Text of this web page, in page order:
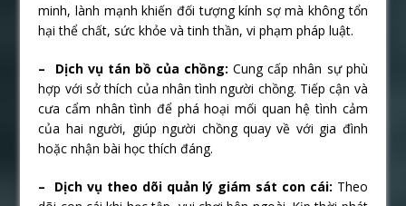
minh, lành mạnh khiến đối tượng kính sợ mà không tổn
hại thể chất, sức khỏe và tinh thần, vi phạm pháp luật.
– Dịch vụ tán bồ của chồng: Cung cấp nhân sự phù
hợp với sở thích của nhân tình người chồng. Tiếp cận và
cưa cẩm nhân tình để phá hoại mối quan hệ tình cảm
của hai người, giúp người chồng quay về với gia đình
hoặc nhận bài học thích đáng.
– Dịch vụ theo dõi quản lý giám sát con cái: Theo